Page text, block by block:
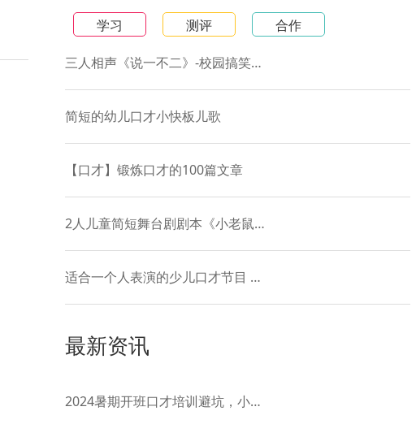
学习 测评 合作
三人相声《说一不二》-校园搞笑短剧本
简短的幼儿口才小快板儿歌
【口才】锻炼口才的100篇文章
2人儿童简短舞台剧剧本《小老鼠和落叶的故事》
适合一个人表演的少儿口才节目 贯口《十道黑》
最新资讯
2024暑期开班口才培训避坑，小主持课程-语慧9年品牌授权